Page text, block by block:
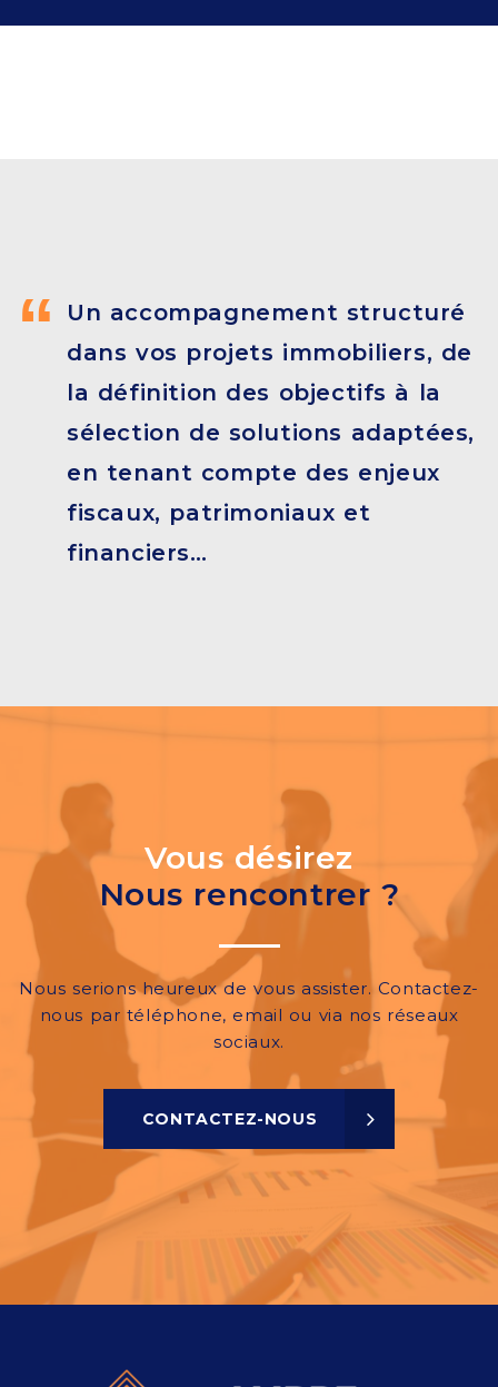
Un accompagnement structuré
dans vos projets immobiliers, de
la définition des objectifs à la
sélection de solutions adaptées,
en tenant compte des enjeux
fiscaux, patrimoniaux et
financiers…
Vous désirez
Nous rencontrer ?
Nous serions heureux de vous assister. Contactez-
nous par téléphone, email ou via nos réseaux
sociaux.
CONTACTEZ-NOUS